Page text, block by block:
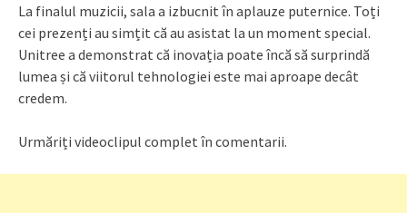
La finalul muzicii, sala a izbucnit în aplauze puternice. Toți
cei prezenți au simțit că au asistat la un moment special.
Unitree a demonstrat că inovația poate încă să surprindă
lumea și că viitorul tehnologiei este mai aproape decât
credem.
Urmăriți videoclipul complet în comentarii.